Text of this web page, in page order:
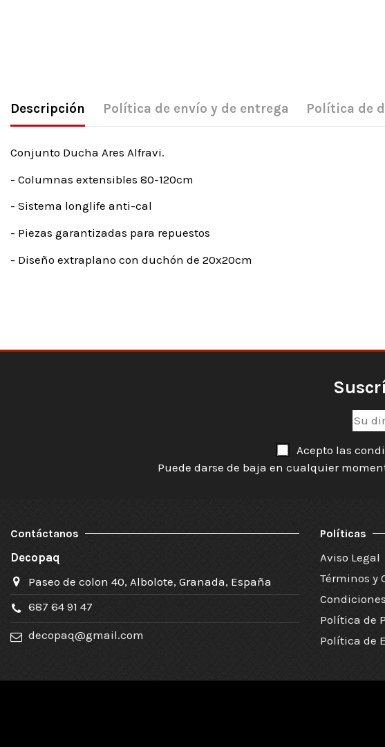
Descripción Política de envío y de entrega Política de
Conjunto Ducha Ares Alfravi.
- Columnas extensibles 80-120cm
- Sistema longlife anti-cal
- Piezas garantizadas para repuestos
- Diseño extraplano con duchón de 20x20cm
Acepto las
Puede darse de baja en cualquier
Contáctanos
Decopaq
Paseo de colon 40, Albolote, Granada, España
687 64 91 47
decopaq@gmail.com
Políticas
Aviso Legal
Términos y
Política de
Política de